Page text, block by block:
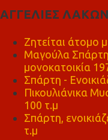
ΑΓΓΕΛΙΕΣ
Ζητείται άτομο
Μαγούλα
μονοκατοικία
Σπάρτη -
Πικουλιάνικα
100 τ.μ
Σπάρτη,
τ.μ